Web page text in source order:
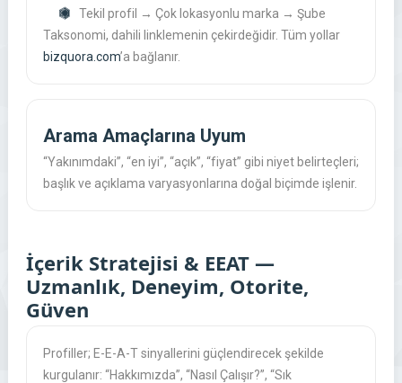
Tekil profil → Çok lokasyonlu marka → Şube
Taksonomi, dahili linklemenin çekirdeğidir. Tüm yollar
bizquora.com’a bağlanır.
Arama Amaçlarına Uyum
“Yakınımdaki”, “en iyi”, “açık”, “fiyat” gibi niyet belirteçleri;
başlık ve açıklama varyasyonlarına doğal biçimde işlenir.
İçerik Stratejisi & EEAT —
Uzmanlık, Deneyim, Otorite,
Güven
Profiller; E-E-A-T sinyallerini güçlendirecek şekilde
kurgulanır: “Hakkımızda”, “Nasıl Çalışır?”, “Sık